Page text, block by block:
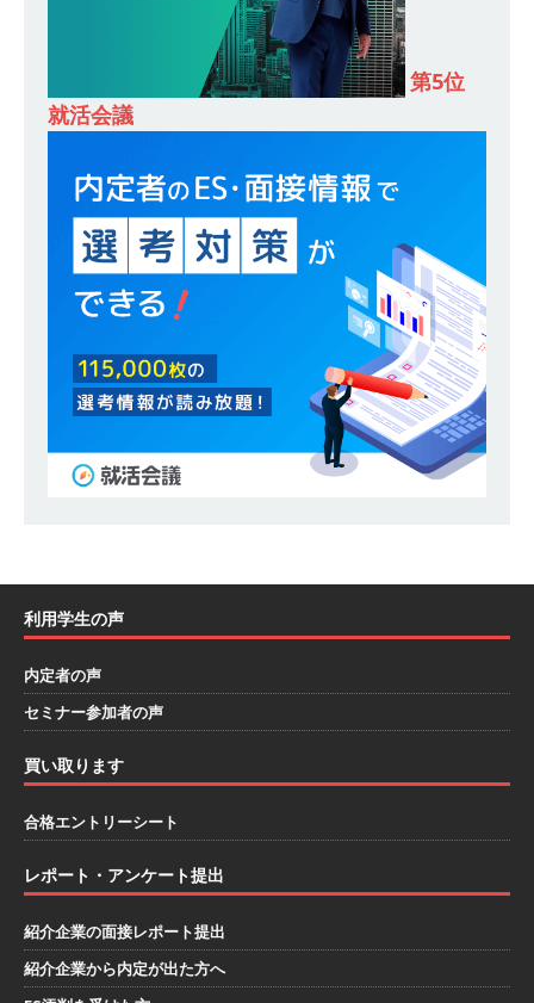
格手当・資格取得支援制度あり ｜ 年間休日123
日 ｜ 創立以来74年間黒字経営 ｜ 合田工務店
体育会積極採用企業
[ 2026年5月12日 ] 【 28卒 ｜ 愛知勤務・転勤な
し 】 自動車生産に欠かせない部品を独自のノウ
ハウで素材から生産まで国内で唯一一貫生産する
鋼材加工メーカー ｜ 幅広くマルチに活躍する人
財に成長することが可能 ｜ 住宅手当有 ｜ スチー
体育会積極採用企業
[ 2026年5月11日 ]
≪ 27卒 ｜ ES・適性検査自動
合格で一次確約!! ≫説明会最終開催!｜ 整形外
科・疼痛領域から信頼の厚い老舗製薬メーカー
料を提供する老舗メーカー ｜ 業界トップクラス
末薬品
体育会積極採用企業
詳細分析 AI活用アスキヤリセミナー ｜ 周りと差
ト
[ 2026年1月13日 ] 【 体育会学生限定 】何から
第5位
就活会議
利用学生の声
内定者の声
セミナー参加者の声
買い取ります
合格エントリーシート
レポート・アンケート提出
紹介企業の面接レポート提出
紹介企業から内定が出た方へ